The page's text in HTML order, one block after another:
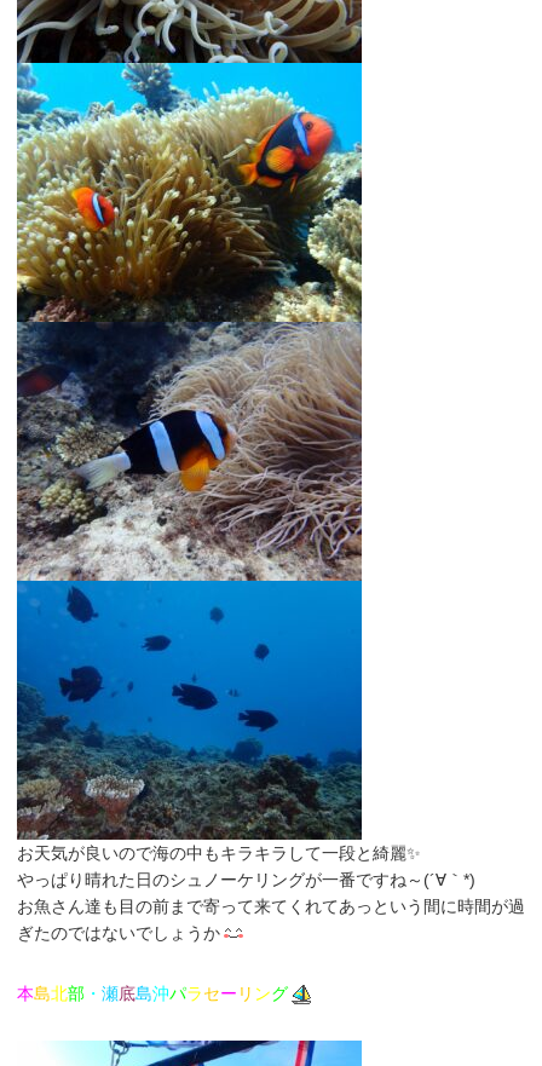
お天気が良いので海の中もキラキラして一段と綺麗✨
やっぱり晴れた日のシュノーケリングが一番ですね～(´∀｀*)
お魚さん達も目の前まで寄って来てくれてあっという間に時間が過
ぎたのではないでしょうか
本島北部 ・ 瀬底島沖パラセー リ ング